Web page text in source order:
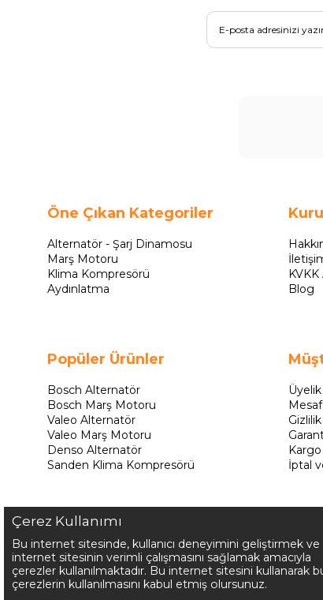
Öne Çıkan Kategoriler
Alternatör - Şarj Dinamosu
Marş Motoru
Klima Kompresörü
Aydınlatma
Popüler Ürünler
Bosch Alternatör
Bosch Marş Motoru
Valeo Alternatör
Valeo Marş Motoru
Denso Alternatör
Sanden Klima Kompresörü
Blog
İptal
Çerez Kullanımı
Bu internet sitesinde, kullanıcı deneyimini geliştirmek ve
internet sitesinin verimli çalışmasını sağlamak amacıyla
çerezler kullanılmaktadır. Bu internet sitesini kullanarak
çerezlerin kullanılmasını kabul etmiş olursunuz.